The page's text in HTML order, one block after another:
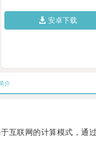
安卓下载
介
联网的计算模式，通过